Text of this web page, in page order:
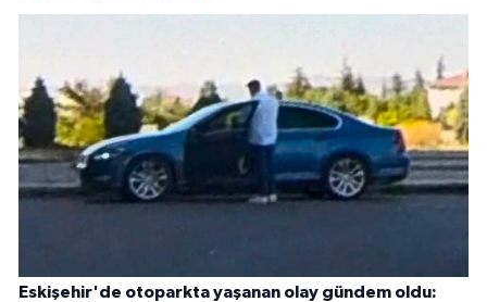
Eskişehir'de otoparkta yaşanan olay gündem oldu: